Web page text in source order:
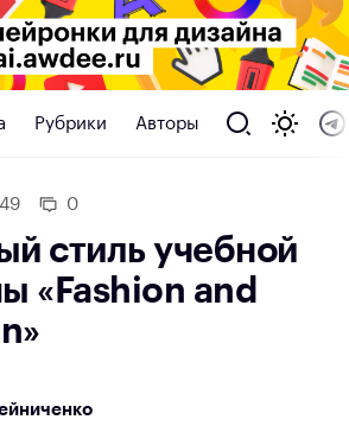
Рубрики Авторы
0
стиль учебной
«Fashion and